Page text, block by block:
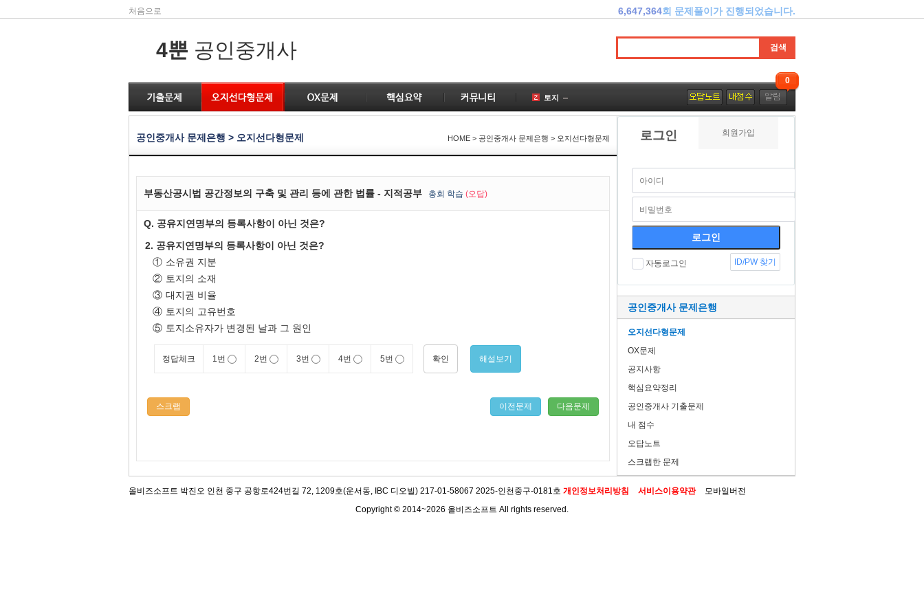
처음으로 6,647,364회 문제풀이가 진행되었습니다.
4뿐 공인중개사
0
토지
공인중개사 1
로그인 회원가입
자동로그인 ID/PW 찾기
공인중개사 문제은행
오지선다형문제
OX문제
공지사항
핵심요약정리
공인중개사 기출문제
내 점수
오답노트
스크랩한 문제
공인중개사 문제은행 > 오지선다형문제 HOME > 공인중개사 문제은행 > 오지선다형문제
부동산공시법 공간정보의 구축 및 관리 등에 관한 법률 - 지적공부 총회 학습 (오답)
Q. 공유지연명부의 등록사항이 아닌 것은?
2. 공유지연명부의 등록사항이 아닌 것은?
① 소유권 지분
② 토지의 소재
③ 대지권 비율
④ 토지의 고유번호
⑤ 토지소유자가 변경된 날과 그 원인
정답체크 1번 2번 3번 4번 5번 확인 해설보기
스크랩 다음문제
이전문제
올비즈소프트 박진오 인천 중구 공항로424번길 72, 1209호(운서동, IBC 디오빌) 217-01-58067 2025-인천중구-0181호 개인정보처리방침 서비스이용약관
모바일버전
Copyright © 2014~2026 올비즈소프트 All rights reserved.